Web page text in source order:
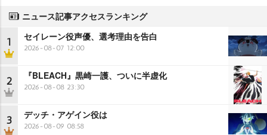
ニュース記事アクセスランキング
1 セイレーン役声優、選考理由を告白
2026-08-07 12:00
2 『BLEACH』黒崎一護、ついに半虚化
2026-08-08 23:30
3 デッチ・アゲイン役は
2026-08-09 08:58